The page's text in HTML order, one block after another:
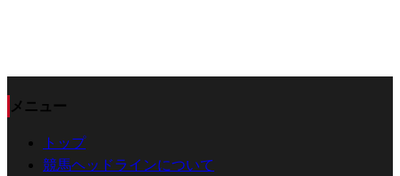
メニュー
トップ
競馬ヘッドラインについて